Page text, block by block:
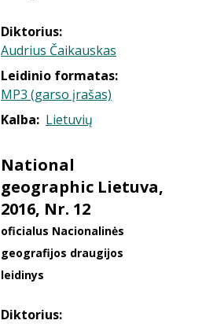
Diktorius:
Audrius Čaikauskas
Leidinio formatas:
MP3 (garso įrašas)
Kalba: Lietuvių
National
geographic Lietuva,
2016, Nr. 12
oficialus Nacionalinės
geografijos draugijos
leidinys
Diktorius: